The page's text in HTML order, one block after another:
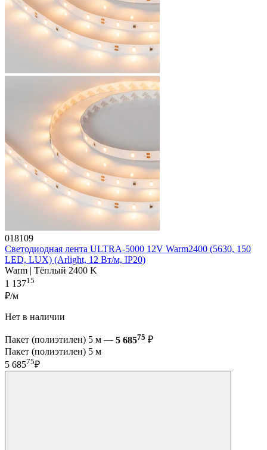
018109
Светодиодная лента ULTRA-5000 12V Warm2400 (5630, 150
LED, LUX) (Arlight, 12 Вт/м, IP20)
Warm | Тёплый 2400 K
1 13715
₽/м
Нет в наличии
Пакет (полиэтилен) 5 м — 5 68575 ₽
Пакет (полиэтилен) 5 м
5 68575₽